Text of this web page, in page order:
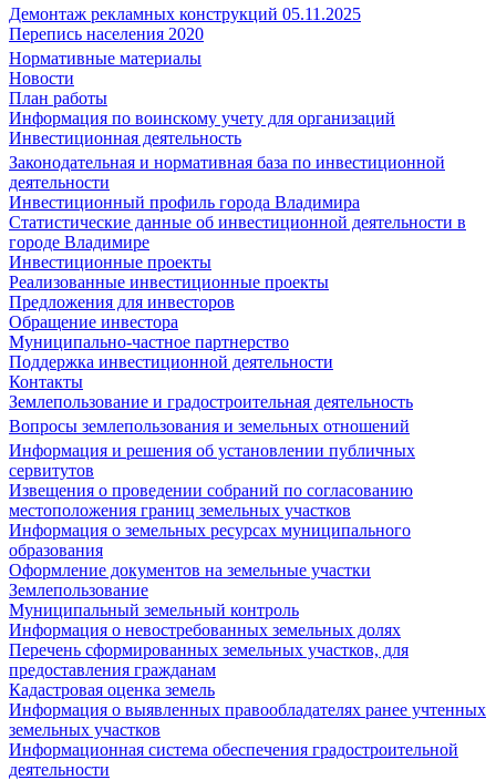
Демонтаж рекламных конструкций 05.11.2025
Перепись населения 2020
Нормативные материалы
Новости
План работы
Информация по воинскому учету для организаций
Инвестиционная деятельность
Законодательная и нормативная база по инвестиционной
деятельности
Инвестиционный профиль города Владимира
Статистические данные об инвестиционной деятельности в
городе Владимире
Инвестиционные проекты
Реализованные инвестиционные проекты
Предложения для инвесторов
Обращение инвестора
Муниципально-частное партнерство
Поддержка инвестиционной деятельности
Контакты
Землепользование и градостроительная деятельность
Вопросы землепользования и земельных отношений
Информация и решения об установлении публичных
сервитутов
Извещения о проведении собраний по согласованию
местоположения границ земельных участков
Информация о земельных ресурсах муниципального
образования
Оформление документов на земельные участки
Землепользование
Муниципальный земельный контроль
Информация о невостребованных земельных долях
Перечень сформированных земельных участков, для
предоставления гражданам
Кадастровая оценка земель
Информация о выявленных правообладателях ранее учтенных
земельных участков
Информационная система обеспечения градостроительной
деятельности